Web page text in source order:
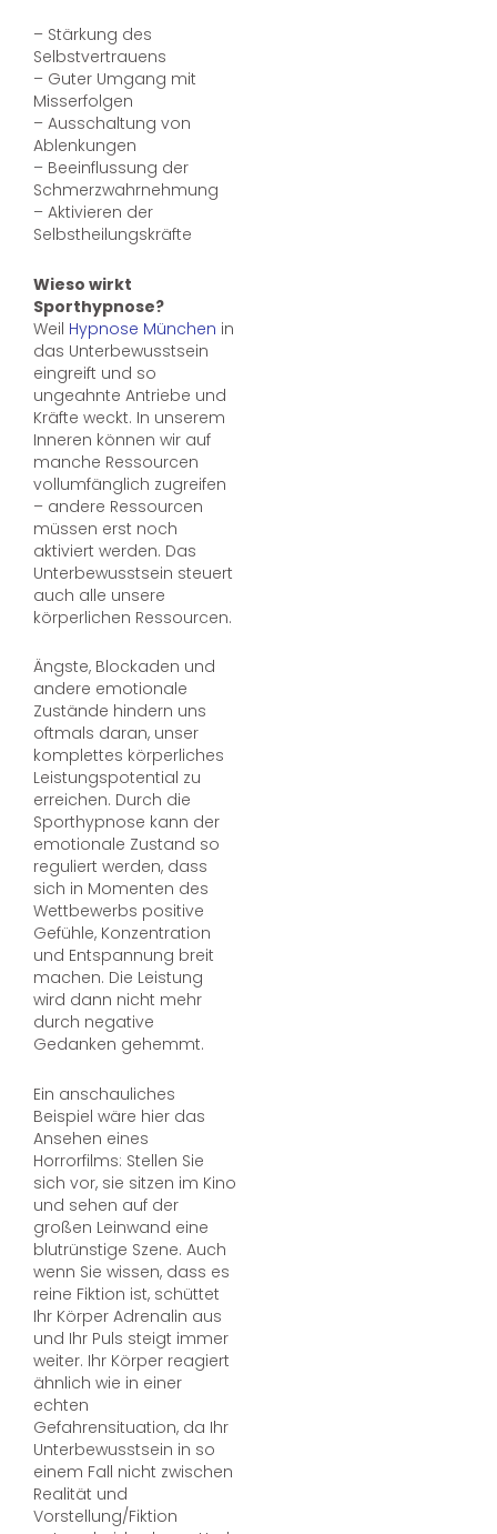
– Stärkung des
Selbstvertrauens
– Guter Umgang mit
Misserfolgen
– Ausschaltung von
Ablenkungen
– Beeinflussung der
Schmerzwahrnehmung
– Aktivieren der
Selbstheilungskräfte
Wieso wirkt
Sporthypnose?
Weil Hypnose München in
das Unterbewusstsein
eingreift und so
ungeahnte Antriebe und
Kräfte weckt. In unserem
Inneren können wir auf
manche Ressourcen
vollumfänglich zugreifen
– andere Ressourcen
müssen erst noch
aktiviert werden. Das
Unterbewusstsein steuert
auch alle unsere
körperlichen Ressourcen.
Ängste, Blockaden und
andere emotionale
Zustände hindern uns
oftmals daran, unser
komplettes körperliches
Leistungspotential zu
erreichen. Durch die
Sporthypnose kann der
emotionale Zustand so
reguliert werden, dass
sich in Momenten des
Wettbewerbs positive
Gefühle, Konzentration
und Entspannung breit
machen. Die Leistung
wird dann nicht mehr
durch negative
Gedanken gehemmt.
Ein anschauliches
Beispiel wäre hier das
Ansehen eines
Horrorfilms: Stellen Sie
sich vor, sie sitzen im Kino
und sehen auf der
großen Leinwand eine
blutrünstige Szene. Auch
wenn Sie wissen, dass es
reine Fiktion ist, schüttet
Ihr Körper Adrenalin aus
und Ihr Puls steigt immer
weiter. Ihr Körper reagiert
ähnlich wie in einer
echten
Gefahrensituation, da Ihr
Unterbewusstsein in so
einem Fall nicht zwischen
Realität und
Vorstellung/Fiktion